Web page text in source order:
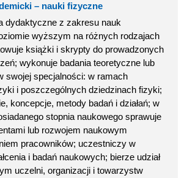
– nauki fizyczne
dydaktyczne z zakresu nauk
wyższym na różnych rodzajach
książki i skrypty do prowadzonych
wykonuje badania teoretyczne lub
swojej specjalności: w ramach
i poszczególnych dziedzinach fizyki;
koncepcje, metody badań i działań; w
stopnia naukowego sprawuje
lub rozwojem naukowym
pracowników; uczestniczy w
i badań naukowych; bierze udział
uczelni, organizacji i towarzystw